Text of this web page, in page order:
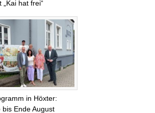
„Kai hat frei“
in Höxter:
bis Ende August